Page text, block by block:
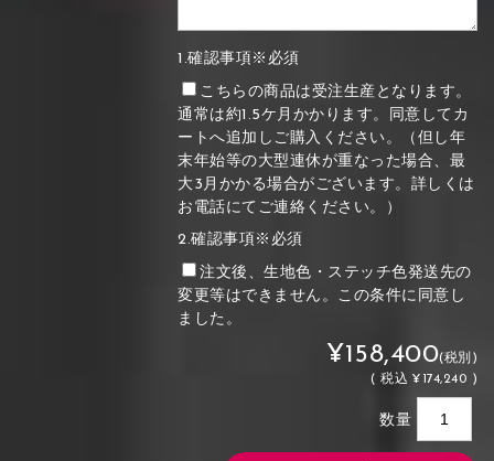
1.確認事項※必須
こちらの商品は受注生産となります。
通常は約1.5ケ月かかります。同意してカ
ートへ追加しご購入ください。（但し年
末年始等の大型連休が重なった場合、最
大3月かかる場合がございます。詳しくは
お電話にてご連絡ください。）
2.確認事項※必須
注文後、生地色・ステッチ色発送先の
変更等はできません。この条件に同意し
ました。
¥158,400(税別)
(税込 ¥174,240 )
数量